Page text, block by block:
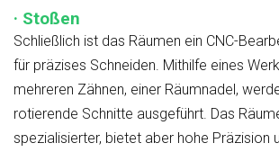
· Stoßen
Schließlich ist das Räumen ein CNC-
für präzises Schneiden. Mithilfe eines
mehreren Zähnen, einer Räumnadel,
rotierende Schnitte ausgeführt. Das
spezialisierter, bietet aber hohe Präzision